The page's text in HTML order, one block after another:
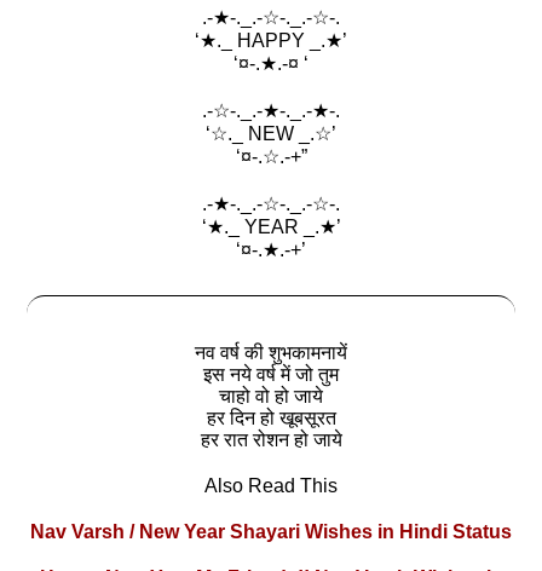
.-★-._.-☆-._.-☆-.
‘★._ HAPPY _.★’
‘¤-.★.-¤ ‘
.-☆-._.-★-._.-★-.
‘☆._ NEW _.☆’
‘¤-.☆.-+”
.-★-._.-☆-._.-☆-.
‘★._ YEAR _.★’
‘¤-.★.-+’
नव वर्ष की शुभकामनायें
इस नये वर्ष में जो तुम
चाहो वो हो जाये
हर दिन हो खूबसूरत
हर रात रोशन हो जाये
Also Read This
Nav Varsh / New Year Shayari Wishes in Hindi Status